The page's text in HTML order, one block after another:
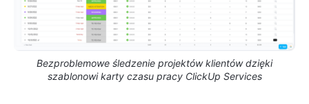
Bezproblemowe śledzenie projektów klientów dzięki
szablonowi karty czasu pracy ClickUp Services